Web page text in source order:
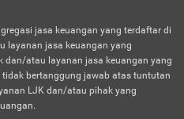
jasa keuangan yang terdaftar di
layanan jasa keuangan yang
dan/atau layanan jasa keuangan yang
bertanggung jawab atas tuntutan
LJK dan/atau pihak yang